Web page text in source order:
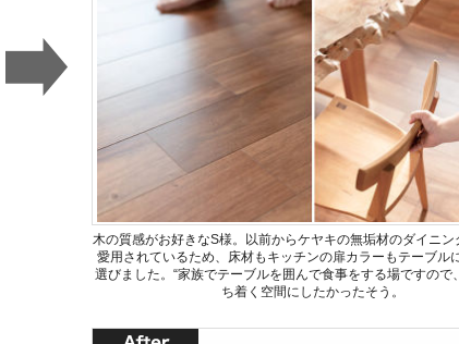
木の質感がお好きなS様。以前からケヤキの無垢材のダイニン
愛用されているため、床材もキッチンの扉カラーもテーブル
選びました。“家族でテーブルを囲んで食事をする場ですので
ち着く空間にしたかったそう。